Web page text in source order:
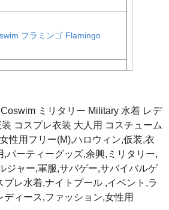
ミリタリー Military 水着 レデ
コスプレ衣装 大人用 コスチューム
性用フリー(M),ハロウィン,仮装,衣
パーティーグッズ,余興,ミリタリー,
ジャー,軍服,サバゲー,サバイバルゲ
プレ水着,ナイトプール ,イベント,ラ
ィース,ファッション,女性用